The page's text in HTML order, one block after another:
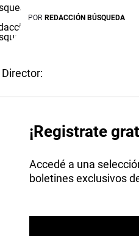
POR REDACCIÓN BÚSQUEDA
Director:
¡Registrate
Accedé a una
boletines exclusivos